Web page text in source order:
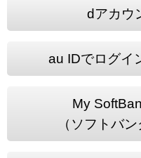
dアカウ
au IDでログイ
My
（ソフトバ